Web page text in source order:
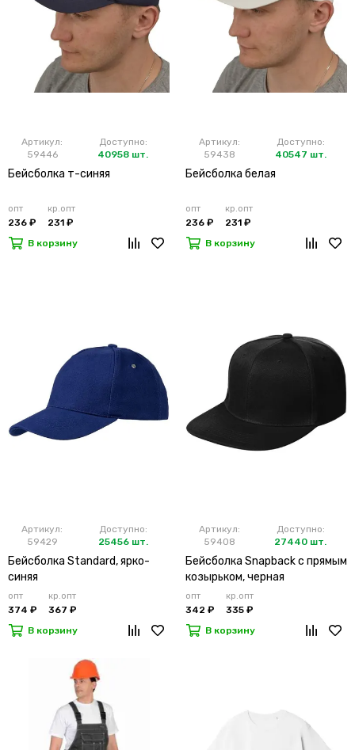
Артикул:
59446
Доступно:
40958 шт.
Бейсболка т-синяя
опт
236 ₽
кр.опт
231 ₽
В корзину
Артикул:
59438
Доступно:
40547 шт.
Бейсболка белая
опт
236 ₽
кр.опт
231 ₽
В корзину
Артикул:
59429
Доступно:
25456 шт.
Бейсболка Standard, ярко-
синяя
опт
374 ₽
кр.опт
367 ₽
В корзину
Артикул:
59408
Доступно:
27440 шт.
Бейсболка Snapback с прямым
козырьком, черная
опт
342 ₽
кр.опт
335 ₽
В корзину